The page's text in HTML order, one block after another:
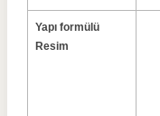
Yapı formülü
Resim